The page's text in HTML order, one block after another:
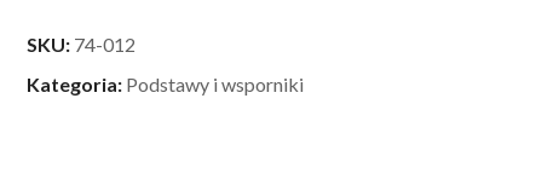
SKU: 74-012
Kategoria: Podstawy i wsporniki